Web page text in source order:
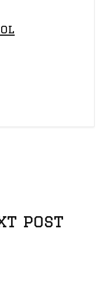
post